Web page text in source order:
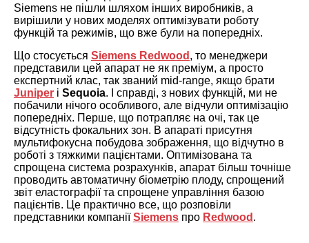
Siemens не пішли шляхом інших виробників, а
вирішили у нових моделях оптимізувати роботу
функцій та режимів, що вже були на попередніх.
Що стосується Siemens Redwood , то менеджери
представили цей апарат не як преміум, а просто
експертний клас, так званий mid-range, якщо брати
Juniper і Sequoia. І справді, з нових функцій, ми не
побачили нічого особливого, але відчули оптимізацію
попередніх. Перше, що потрапляє на очі, так це
відсутність фокальних зон. В апараті присутня
мультифокусна побудова зображення, що відчутно в
роботі з тяжкими пацієнтами. Оптимізована та
спрощена система розрахунків, апарат більш точніше
проводить автоматичну біометрію плоду, спрощений
звіт еластографії та спрощене управління базою
пацієнтів. Це практично все, що розповіли
представники компаніїSiemens про Redwood .